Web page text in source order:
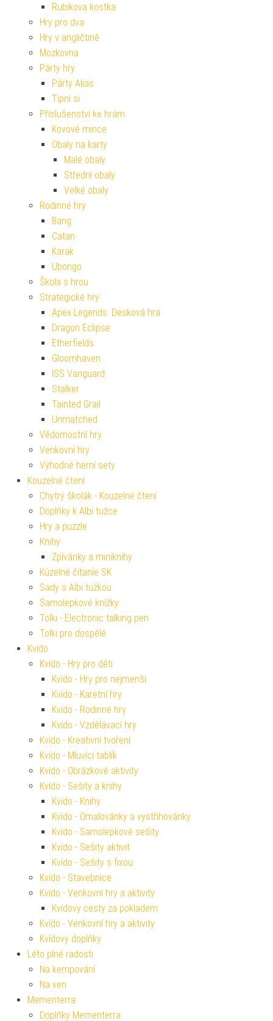
Rubikova kostka
Hry pro dva
Hry v angličtině
Mozkovna
Párty hry
Párty Alias
Tipni si
Příslušenství ke hrám
Kovové mince
Obaly na karty
Malé obaly
Střední obaly
Velké obaly
Rodinné hry
Bang
Catan
Karak
Ubongo
Škola s hrou
Strategické hry
Apex Legends: Desková hra
Dragon Eclipse
Etherfields
Gloomhaven
ISS Vanguard
Stalker
Tainted Grail
Unmatched
Vědomostní hry
Venkovní hry
Výhodné herní sety
Kouzelné čtení
Chytrý školák - Kouzelné čtení
Doplňky k Albi tužce
Hry a puzzle
Knihy
Zpívánky a miniknihy
Kúzelné čítanie SK
Sady s Albi tužkou
Samolepkové knížky
Tolki - Electronic talking pen
Tolki pro dospělé
Kvído
Kvído - Hry pro děti
Kvído - Hry pro nejmenší
Kvído - Karetní hry
Kvído - Rodinné hry
Kvído - Vzdělávací hry
Kvído - Kreativní tvoření
Kvído - Mluvící tablík
Kvído - Obrázkové aktivity
Kvído - Sešity a knihy
Kvído - Knihy
Kvído - Omalovánky a vystřihovánky
Kvído - Samolepkové sešity
Kvído - Sešity aktivit
Kvído - Sešity s fixou
Kvído - Stavebnice
Kvído - Venkovní hry a aktivity
Kvídovy cesty za pokladem
Kvído - Venkovní hry a aktivity
Kvídovy doplňky
Léto plné radosti
Na kempování
Na ven
Mementerra
Doplňky Mementerra